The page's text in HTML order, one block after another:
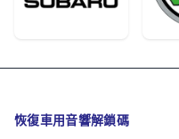
恢復車用音響解鎖碼